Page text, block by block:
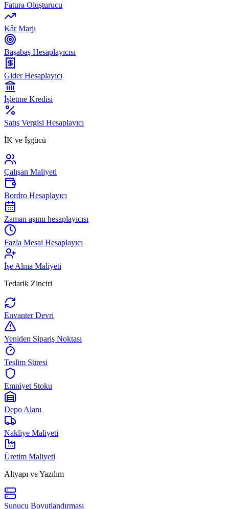
Fatura Oluşturucu
Kâr Marjı
Başabaş Hesaplayıcısı
Gider Hesaplayıcı
İşletme Kredisi
Satış Vergisi Hesaplayıcı
İK ve İşgücü
Çalışan Maliyeti
Bordro Hesaplayıcı
Zaman aşımı hesaplayıcısı
Fazla Mesai Hesaplayıcı
İşe Alma Maliyeti
Tedarik Zinciri
Envanter Devri
Yeniden Sipariş Noktası
Teslim Süresi
Emniyet Stoku
Depo Alanı
Nakliye Maliyeti
Üretim Maliyeti
Altyapı ve Yazılım
Sunucu Boyutlandırması